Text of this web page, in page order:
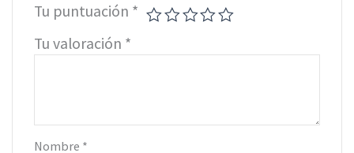
Tu puntuación *
Tu valoración *
Nombre *